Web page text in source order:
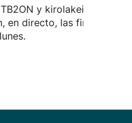
y kirolakeitb.eus
en directo, las finales el